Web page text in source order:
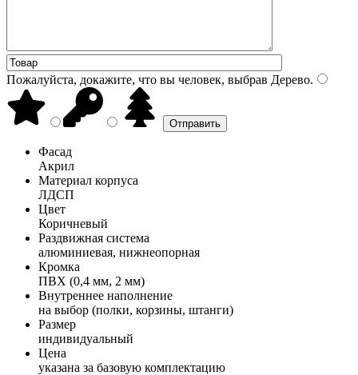
Пожалуйста, докажите, что вы человек, выбрав Дерево.
Фасад
Акрил
Материал корпуса
ЛДСП
Цвет
Коричневый
Раздвижная система
алюминиевая, нижнеопорная
Кромка
ПВХ (0,4 мм, 2 мм)
Внутреннее наполнение
на выбор (полки, корзины, штанги)
Размер
индивидуальный
Цена
указана за базовую комплектацию